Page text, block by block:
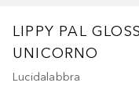
LIPPY PAL
UNICORNO
Lucidalabbra